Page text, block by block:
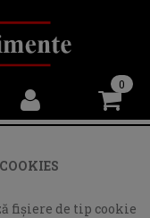
0
fişiere de tip cookie